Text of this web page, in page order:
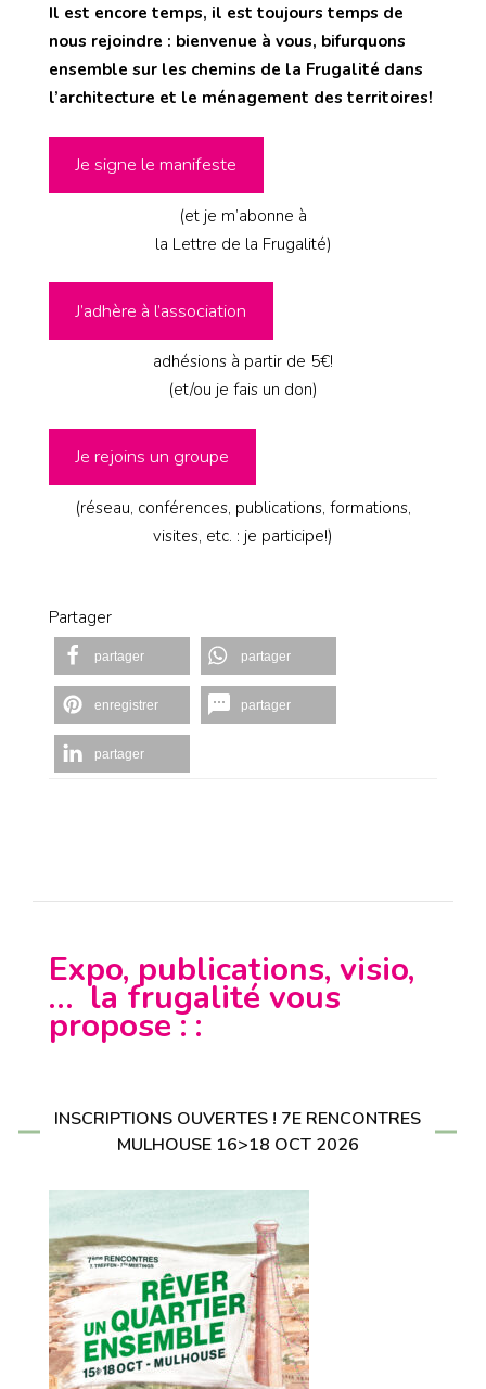
Il est encore temps, il est toujours temps de
nous rejoindre : bienvenue à vous, bifurquons
ensemble sur les chemins de la Frugalité dans
l’architecture et le ménagement des territoires!
Je signe le manifeste
(et je m’abonne à
la Lettre de la Frugalité)
J’adhère à l’association
adhésions à partir de 5€!
(et/ou je fais un don)
Je rejoins un groupe
(réseau, conférences, publications, formations,
visites, etc. : je participe!)
Partager
partager partager
enregistrer partager
partager
Expo, publications, visio,
… la frugalité vous
propose : :
INSCRIPTIONS OUVERTES ! 7E RENCONTRES
MULHOUSE 16>18 OCT 2026